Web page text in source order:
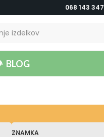
068 143 347
BLOG
ZNAMKA